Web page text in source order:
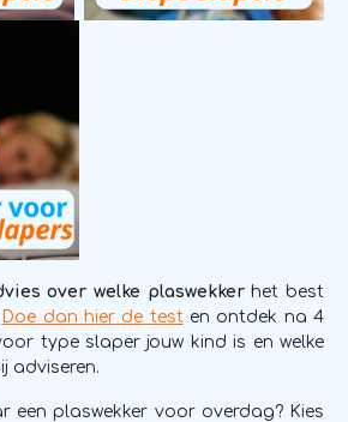
over welke plaswekkerhet best
Doe dan hier de testen ontdek na 4
type slaper jouw kind is en welke
adviseren.
een plaswekker voor overdag? Kies